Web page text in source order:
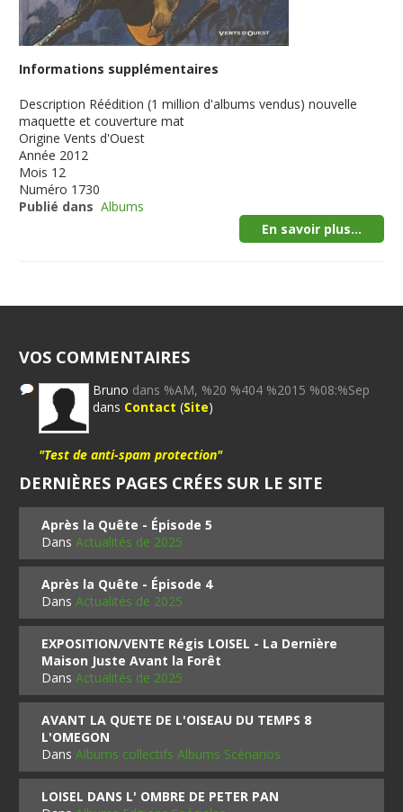
Informations supplémentaires
Description Réédition (1 million d'albums vendus) nouvelle
maquette et couverture mat
Origine Vents d'Ouest
Année 2012
Mois 12
Numéro 1730
Publié dans Albums
En savoir plus...
VOS COMMENTAIRES
Bruno dans %AM, %20 %404 %2015 %08:%Sep
dans Contact (Site)
"Test de anti-spam protection"
DERNIÈRES PAGES CRÉES SUR LE SITE
Après la Quête - Épisode 5
DansActualités de 2025
Après la Quête - Épisode 4
DansActualités de 2025
EXPOSITION/VENTE Régis LOISEL - La Dernière
Maison Juste Avant la Forêt
DansActualités de 2025
AVANT LA QUETE DE L'OISEAU DU TEMPS 8
L'OMEGON
DansAlbums collectifs Albums Scénarios
LOISEL DANS L' OMBRE DE PETER PAN